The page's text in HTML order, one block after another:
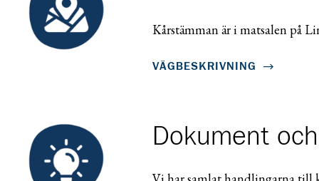
Kårstämman är i matsalen på
VÄGBESKRIVNING
Dokument